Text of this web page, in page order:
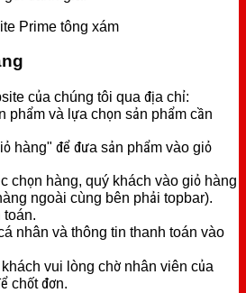
Prime tông xám
của chúng tôi qua địa chỉ:
phẩm và lựa chọn sản phẩm cần
hàng" để đưa sản phẩm vào giỏ
chọn hàng, quý khách vào giỏ hàng
ngoài cùng bên phải topbar).
toán.
nhân và thông tin thanh toán vào
vui lòng chờ nhân viên của
chốt đơn.